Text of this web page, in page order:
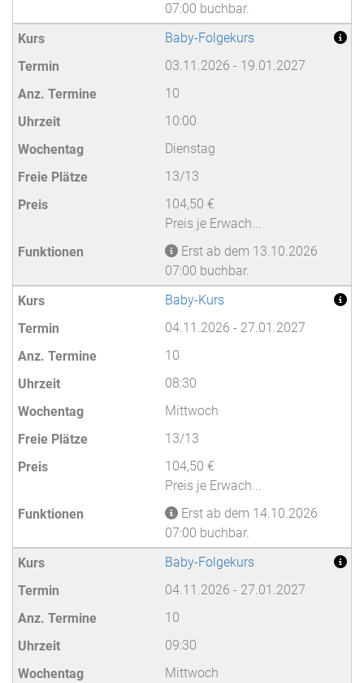
07:00 buchbar.
Baby-Folgekurs
03.11.2026 - 19.01.2027
10
10:00
Dienstag
13/13
104,50 €
Preis je Erwach...
Erst ab dem 13.10.2026
07:00 buchbar.
Baby-Kurs
04.11.2026 - 27.01.2027
10
08:30
Mittwoch
13/13
104,50 €
Preis je Erwach...
Erst ab dem 14.10.2026
07:00 buchbar.
Baby-Folgekurs
04.11.2026 - 27.01.2027
10
09:30
Mittwoch